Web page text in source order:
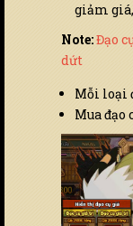
giảm
Note:Đạo
dứt
Mỗi loại
Mua đạo